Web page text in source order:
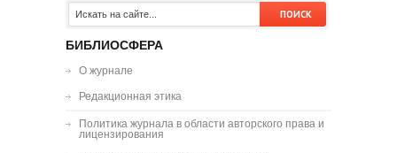
БИБЛИОСФЕРА
О журнале
Редакционная этика
Политика журнала в области авторского права и
лицензирования